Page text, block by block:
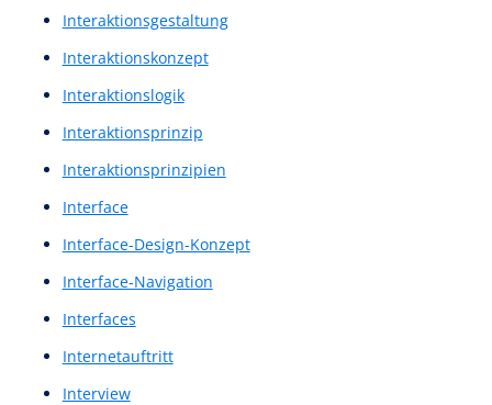
High-Fi-Wireframe
High-Fi-Wireframes
High-Fidelity-Designlayout
High-Fidelity-Wireframes
Hochwertige Prototypen
Hochwertiger Prototyp
Homepage